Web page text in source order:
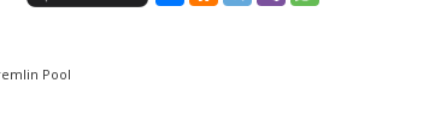
Pool